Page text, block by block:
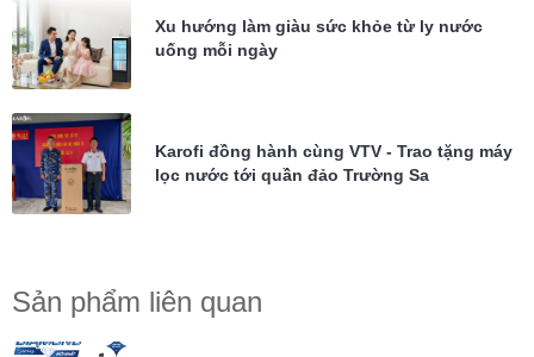
Xu hướng làm giàu sức khỏe từ ly nước
uống mỗi ngày
Karofi đồng hành cùng VTV - Trao tặng máy
lọc nước tới quần đảo Trường Sa
Sản phẩm liên quan